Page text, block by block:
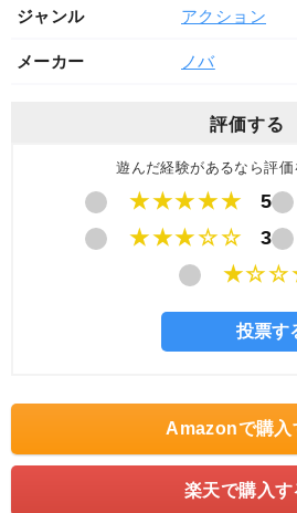
ジャンル アクション
メーカー ノバ
評価する
遊んだ経験があるなら評価
★★★★★ 5
★★★☆☆
3
Amazonで購入
楽天で購入す